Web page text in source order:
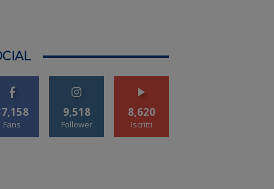
Fans
9,518
Follower
8,620
Iscritti